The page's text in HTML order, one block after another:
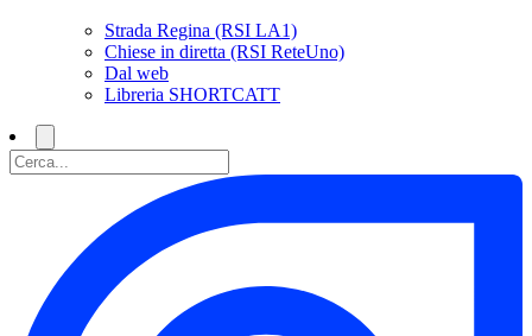
Strada Regina (RSI LA1)
Chiese in diretta (RSI ReteUno)
Dal web
Libreria SHORTCATT